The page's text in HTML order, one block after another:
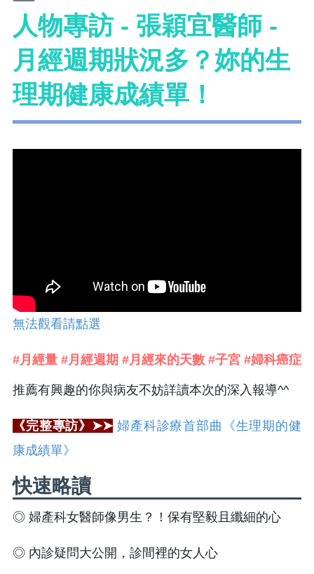
人物專訪 - 張穎宜醫師 -
月經週期狀況多？妳的生
理期健康成績單！
無法觀看請點選
#月經量 #月經週期 #月經來的天數 #子宮 #婦科癌症
推薦有興趣的你與病友不妨詳讀本次的深入報導^^
《完整專訪》➤➤ 婦產科診療首部曲《生理期的健
康成績單》
快速略讀
◎ 婦產科女醫師像男生？！保有堅毅且纖細的心
◎ 內診疑問大公開，診間裡的女人心